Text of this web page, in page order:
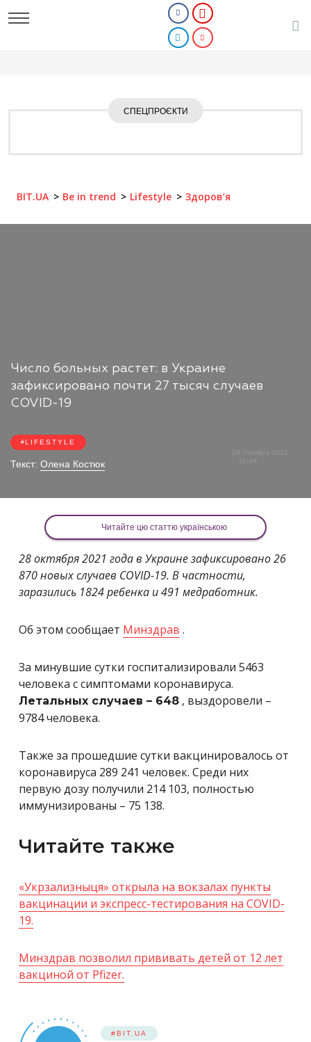
СПЕЦПРОЄКТИ
BIT.UA Be in trend Lifestyle Здоров’я
Число больных растет: в Украине
зафиксировано почти 27 тысяч случаев
COVID-19
LIFESTYLE
Текст: Олена Костюк
29 Октября 2021
Читайте цю статтю українською
28 октября 2021 года в Украине зафиксировано 26
870 новых случаев COVID-19. В частности,
заразились 1824 ребенка и 491 медработник.
Об этом сообщает Минздрав .
За минувшие сутки госпитализировали 5463
человека с симптомами коронавируса.
Летальных случаев – 648 , выздоровели –
9784 человека.
Также за прошедшие сутки вакцинировалось от
коронавируса 289 241 человек. Среди них
первую дозу получили 214 103, полностью
иммунизированы – 75 138.
Читайте также
«Укрзализныця» открыла на вокзалах пункты
вакцинации и экспресс-тестирования на COVID-
19.
Минздрав позволил прививать детей от 12 лет
вакциной от Pfizer.
#BIT.UA